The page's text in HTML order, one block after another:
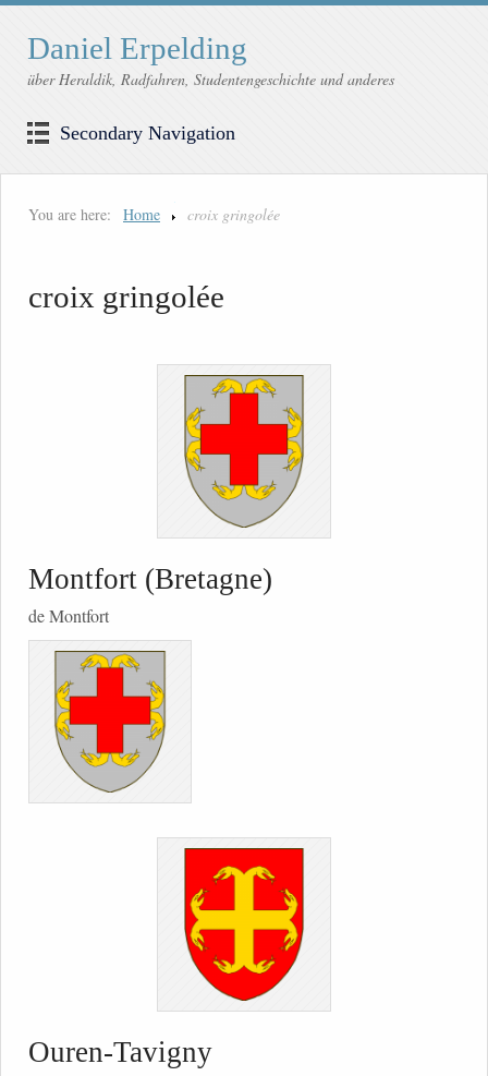
Daniel Erpelding
über Heraldik, Radfahren, Studentengeschichte und anderes
Secondary Navigation
You are here: Home croix gringolée
croix gringolée
Montfort (Bretagne)
de Montfort
Ouren-Tavigny